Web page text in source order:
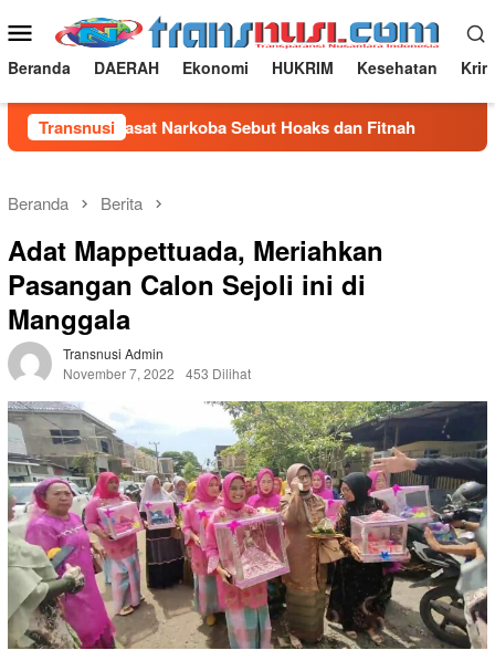
ke
konten
Menu
Mobile
Beranda DAERAH Ekonomi HUKRIM Kesehatan
Transnusi
Kasat Narkoba Sebut Hoaks dan Fitnah
Beranda Berita
Adat Mappettuada, Meriahkan
Pasangan Calon Sejoli ini di
Manggala
Transnusi Admin
November 7, 2022
453 Dilihat